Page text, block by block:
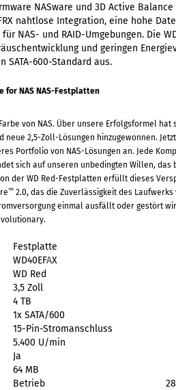
NASware und 3D Active Balance
nahtlose Integration, eine hohe
NAS- und RAID-Umgebungen. Die
und geringen
SATA-600-Standard aus.
for NAS NAS-Festplatten
von NAS. Über unsere Erfolgsformel hat
neue 2,5-Zoll-Lösungen hinzugewonnen.
Portfolio von NAS-Lösungen an. Jede
sich auf unseren unbedingten Willen, das
der WD Red-Festplatten erfüllt dieses
™2.0, das die Zuverlässigkeit des
einmal ausfällt oder gestört
Festplatte
WD40EFAX
WD Red
3,5 Zoll
4 TB
1x SATA/600
15-Pin-Stromanschluss
5.400 U/min
Ja
64 MB
Betrieb